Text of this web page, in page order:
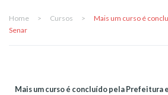
Home > Cursos >
Mais um curso é
Senar
Mais um curso é concluído pela Prefeitura